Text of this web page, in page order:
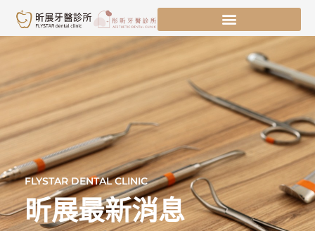
主
容
FLYSTAR DENTAL CLINIC
昕展最新消息